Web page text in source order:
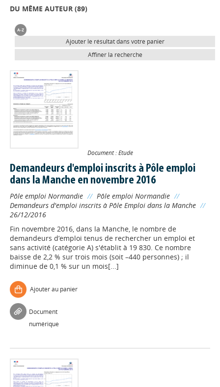
DU MÊME AUTEUR (89)
Ajouter le résultat dans votre panier
Affiner la recherche
Document : Etude
Demandeurs d'emploi inscrits à Pôle emploi
dans la Manche en novembre 2016
Pôle emploi Normandie // Pôle emploi Normandie //
Demandeurs d'emploi inscrits à Pôle Emploi dans la Manche //
26/12/2016
Fin novembre 2016, dans la Manche, le nombre de
demandeurs d’emploi tenus de rechercher un emploi et
sans activité (catégorie A) s'établit à 19 830. Ce nombre
baisse de 2,2 % sur trois mois (soit –440 personnes) ; il
diminue de 0,1 % sur un mois[...]
Ajouter au panier
Document
numérique